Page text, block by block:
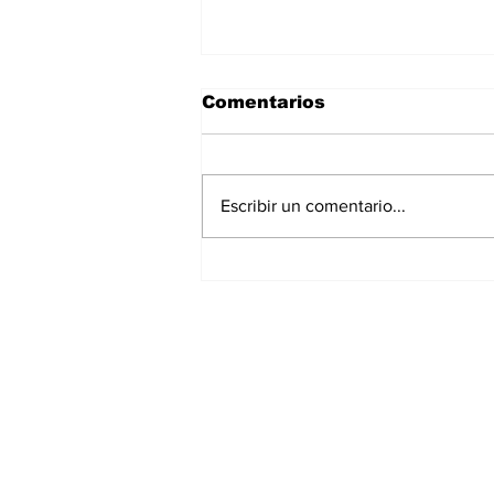
Comentarios
Escribir un comentario...